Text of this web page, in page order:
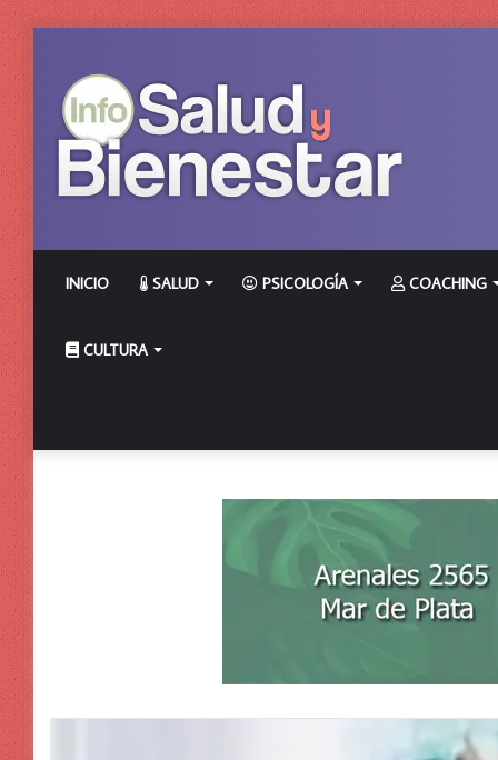
INICIO SALUD PSICOLOGÍA COACHING
CULTURA